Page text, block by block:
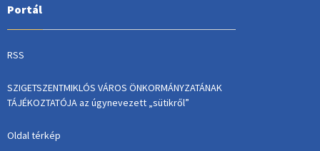
Portál
RSS
SZIGETSZENTMIKLÓS VÁROS ÖNKORMÁNYZATÁNAK
TÁJÉKOZTATÓJA az úgynevezett „sütikről”
Oldal térkép